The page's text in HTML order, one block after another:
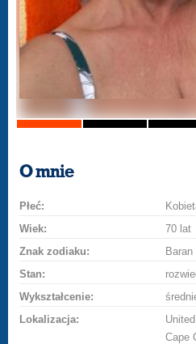
O mnie
Płeć:
Wiek:
70 lat
Znak zodiaku:
Baran
Stan:
Wykształcenie:
Lokalizacja:
Cape